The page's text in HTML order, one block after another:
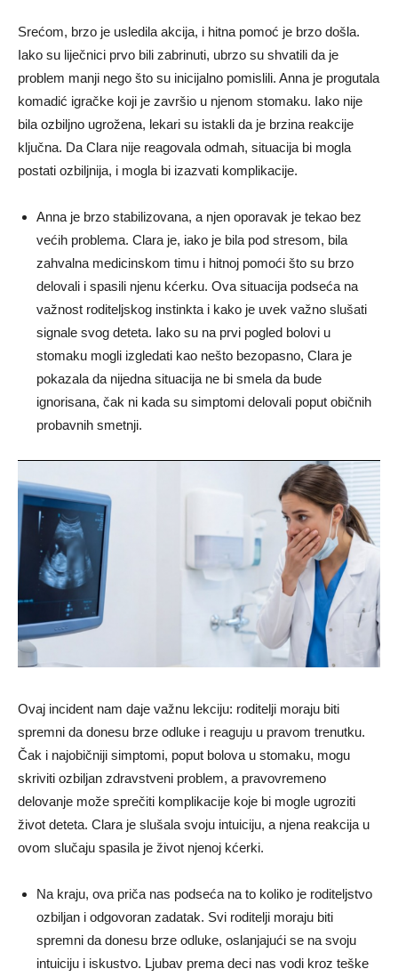
Srećom, brzo je usledila akcija, i hitna pomoć je brzo došla.
Iako su liječnici prvo bili zabrinuti, ubrzo su shvatili da je
problem manji nego što su inicijalno pomislili. Anna je progutala
komadić igračke koji je završio u njenom stomaku. Iako nije
bila ozbiljno ugrožena, lekari su istakli da je brzina reakcije
ključna. Da Clara nije reagovala odmah, situacija bi mogla
postati ozbiljnija, i mogla bi izazvati komplikacije.
Anna je brzo stabilizovana, a njen oporavak je tekao bez
većih problema. Clara je, iako je bila pod stresom, bila
zahvalna medicinskom timu i hitnoj pomoći što su brzo
delovali i spasili njenu kćerku. Ova situacija podseća na
važnost roditeljskog instinkta i kako je uvek važno slušati
signale svog deteta. Iako su na prvi pogled bolovi u
stomaku mogli izgledati kao nešto bezopasno, Clara je
pokazala da nijedna situacija ne bi smela da bude
ignorisana, čak ni kada su simptomi delovali poput običnih
probavnih smetnji.
Ovaj incident nam daje važnu lekciju: roditelji moraju biti
spremni da donesu brze odluke i reaguju u pravom trenutku.
Čak i najobičniji simptomi, poput bolova u stomaku, mogu
skriviti ozbiljan zdravstveni problem, a pravovremeno
delovanje može sprečiti komplikacije koje bi mogle ugroziti
život deteta. Clara je slušala svoju intuiciju, a njena reakcija u
ovom slučaju spasila je život njenoj kćerki.
Na kraju, ova priča nas podseća na to koliko je roditeljstvo
ozbiljan i odgovoran zadatak. Svi roditelji moraju biti
spremni da donesu brze odluke, oslanjajući se na svoju
intuiciju i iskustvo. Ljubav prema deci nas vodi kroz teške